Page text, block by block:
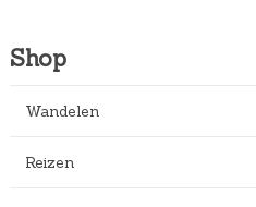
Shop
Wandelen
Reizen